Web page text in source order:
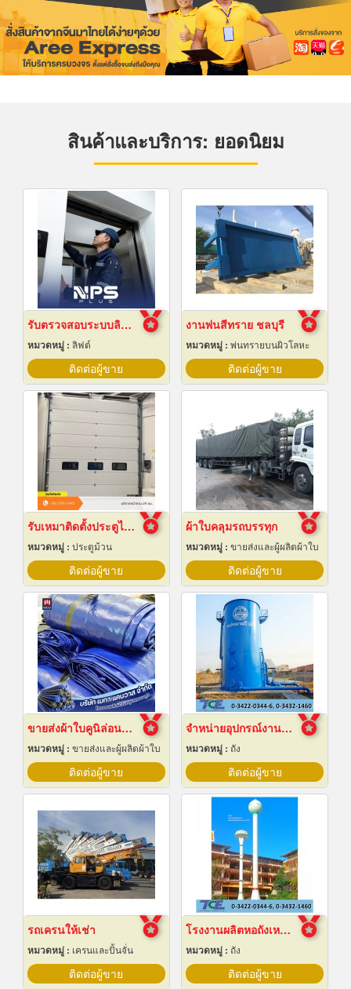
สินค้าและบริการ: ยอดนิยม
รับตรวจสอบระบบลิฟต์ ซ่อมบำรุงรักษา Maintenance
หมวดหมู่ : ลิฟต์
ติดต่อผู้ขาย
งานพ่นสีทราย ชลบุรี
หมวดหมู่ : พ่นทรายบนผิวโลหะ
ติดต่อผู้ขาย
รับเหมาติดตั้งประตูไฮสปีดดอร์
หมวดหมู่ : ประตูม้วน
ติดต่อผู้ขาย
ผ้าใบคลุมรถบรรทุก
หมวดหมู่ : ขายส่งและผู้ผลิตผ้าใบ
ติดต่อผู้ขาย
ขายส่งผ้าใบคูนิล่อนยกม้วนราคาส่ง
หมวดหมู่ : ขายส่งและผู้ผลิตผ้าใบ
ติดต่อผู้ขาย
จำหน่ายอุปกรณ์งานระบบประปา
หมวดหมู่ : ถัง
ติดต่อผู้ขาย
รถเครนให้เช่า
หมวดหมู่ : เครนและปั้นจั่น
ติดต่อผู้ขาย
โรงงานผลิตหอถังเหล็กเก็บน้ำ
หมวดหมู่ : ถัง
ติดต่อผู้ขาย